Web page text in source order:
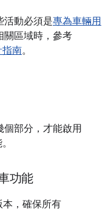
活動必須是專為車輛用
關區域時，參考
指南。
個部分，才能啟用
功能
，確保所有